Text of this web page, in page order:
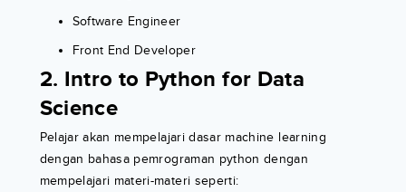
Software Engineer
Front End Developer
2. Intro to Python for Data
Science
Pelajar akan mempelajari dasar machine learning
dengan bahasa pemrograman python dengan
mempelajari materi-materi seperti: